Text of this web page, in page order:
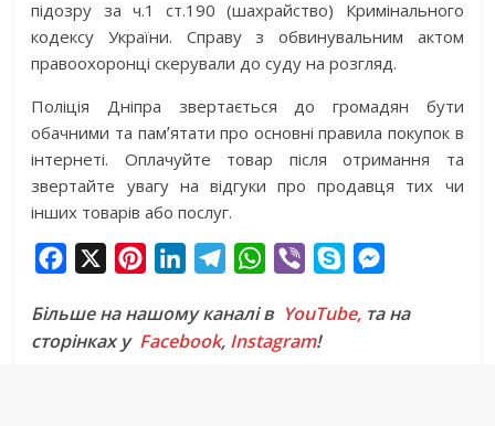
підозру за ч.1 ст.190 (шахрайство) Кримінального
кодексу України. Справу з обвинувальним актом
правоохоронці скерували до суду на розгляд.
Поліція Дніпра звертається до громадян бути
обачними та памʼятати про основні правила покупок в
інтернеті. Оплачуйте товар після отримання та
звертайте увагу на відгуки про продавця тих чи
інших товарів або послуг.
c
e
n
t
n
k
l
e
W
a
t
b
e
y
s
Більше на нашому каналі в YouTube, та на
сторінках у Facebook, Instagram!